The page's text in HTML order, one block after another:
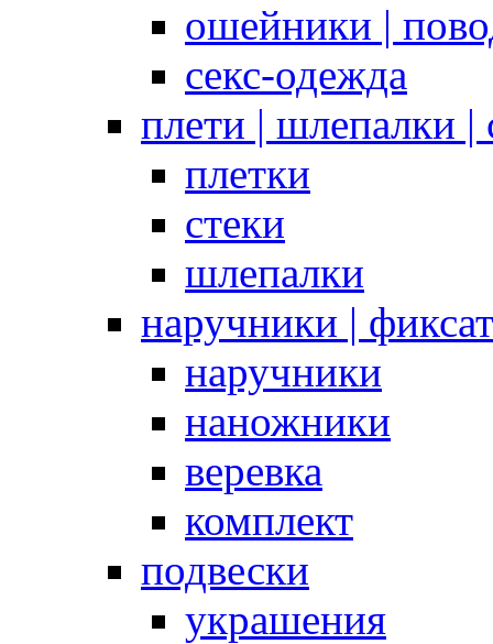
ошейники |
секс-одежда
плети | шлепалки |
плетки
стеки
шлепалки
наручники |
наручники
наножники
веревка
комплект
подвески
украшения